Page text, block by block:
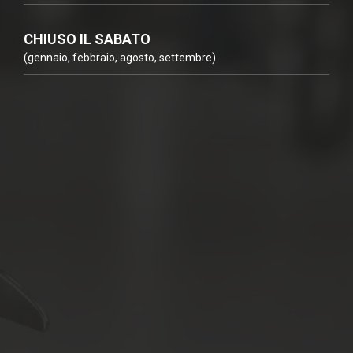
CHIUSO IL SABATO
(gennaio, febbraio, agosto, settembre)